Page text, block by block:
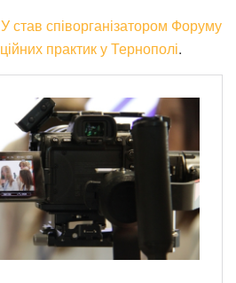
став співорганізатором Форуму
практик у Тернополі.